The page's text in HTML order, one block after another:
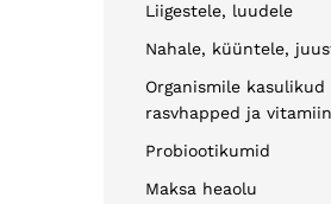
Liigestele, luudele
Nahale, küüntele,
Organismile kasulikud
rasvhapped ja
Probiootikumid
Maksa heaolu